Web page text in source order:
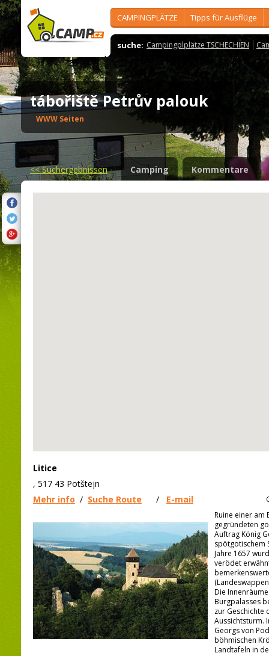
CAMPINGPLÄTZE Tipps für Ausflüge
suche: Campingplplätze TSCHECHIEN
tábořiště Petrův palouk
WWW Seiten
<<Suchergebnissen Camping Kommentare
Litice
, 517 43 Potštejn
Mehr info / Suche Route / E-mail
Ruine einer am
gegründeten
Auftrag König
spötgotischem
Jahre 1657
verödet
Die
Burgpalasses
zur Geschichte
Aussichtsturm.
Georgs von
böhmischen
Landtafeln in